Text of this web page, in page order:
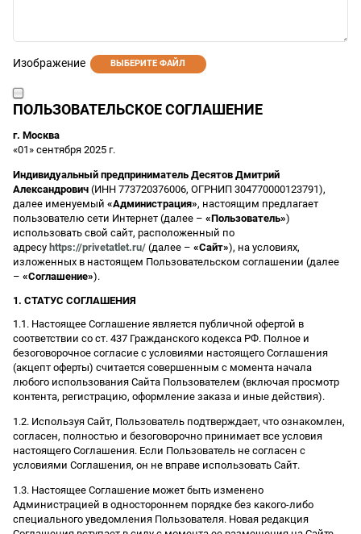
Изображение ВЫБЕРИТЕ ФАЙЛ
ПОЛЬЗОВАТЕЛЬСКОЕ СОГЛАШЕНИЕ
г. Москва
«01» сентября 2025 г.
Индивидуальный предприниматель Десятов Дмитрий
Александрович (ИНН 773720376006, ОГРНИП 304770000123791),
далее именуемый «Администрация», настоящим предлагает
пользователю сети Интернет (далее – «Пользователь»)
использовать свой сайт, расположенный по
адресу https://privetatlet.ru/ (далее – «Сайт»), на условиях,
изложенных в настоящем Пользовательском соглашении (далее
– «Соглашение»).
1. СТАТУС СОГЛАШЕНИЯ
1.1. Настоящее Соглашение является публичной офертой в
соответствии со ст. 437 Гражданского кодекса РФ. Полное и
безоговорочное согласие с условиями настоящего Соглашения
(акцепт оферты) считается совершенным с момента начала
любого использования Сайта Пользователем (включая просмотр
контента, регистрацию, оформление заказа и иные действия).
1.2. Используя Сайт, Пользователь подтверждает, что ознакомлен,
согласен, полностью и безоговорочно принимает все условия
настоящего Соглашения. Если Пользователь не согласен с
условиями Соглашения, он не вправе использовать Сайт.
1.3. Настоящее Соглашение может быть изменено
Администрацией в одностороннем порядке без какого-либо
специального уведомления Пользователя. Новая редакция